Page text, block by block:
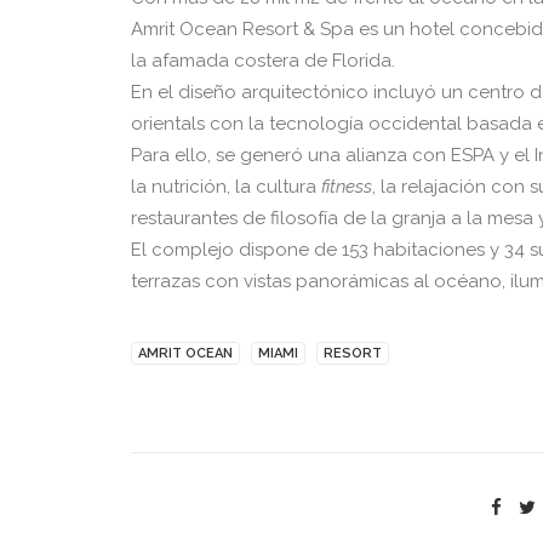
Amrit Ocean Resort & Spa es un hotel
la afamada costera de Florida.
En el diseño arquitectónico incluyó un centro
orientals con la tecnología occidental basada
Para ello, se generó una alianza con ESPA y
la nutrición, la cultura fitness, la relajación con
restaurantes de filosofía de la granja a la mesa
El complejo dispone de 153 habitaciones y 34
terrazas con vistas panorámicas al océano,
AMRIT OCEAN MIAMI RESORT